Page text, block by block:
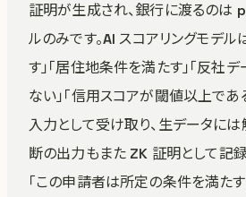
証明が生成され、銀行に渡るのは
ルのみです。AI スコアリングモデ
す」「居住地条件を満たす」「反社
ない」「信用スコアが閾値以上であ
入力として受け取り、生データには
断の出力もまた ZK 証明として記
「この申請者は所定の条件を満た